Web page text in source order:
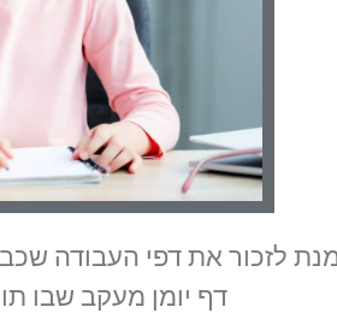
לזכור את דפי העבודה
דף יומן מעקב שבו